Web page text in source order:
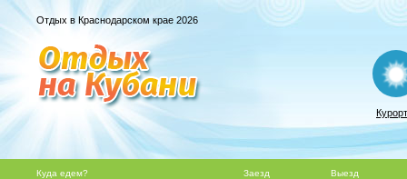
Отдых в Краснодарском крае 2026
Куда едем? Заезд Выезд